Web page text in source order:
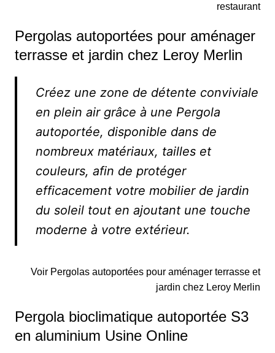
restaurant
Pergolas autoportées pour aménager
terrasse et jardin chez Leroy Merlin
Créez une zone de détente conviviale
en plein air grâce à une Pergola
autoportée, disponible dans de
nombreux matériaux, tailles et
couleurs, afin de protéger
efficacement votre mobilier de jardin
du soleil tout en ajoutant une touche
moderne à votre extérieur.
Voir Pergolas autoportées pour aménager terrasse et
jardin chez Leroy Merlin
Pergola bioclimatique autoportée S3
en aluminium Usine Online